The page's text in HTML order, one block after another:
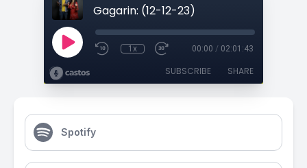
Gagarin: (12-12-23)
1x 00:00 / 02:01:43
SUBSCRIBE SHARE
Spotify